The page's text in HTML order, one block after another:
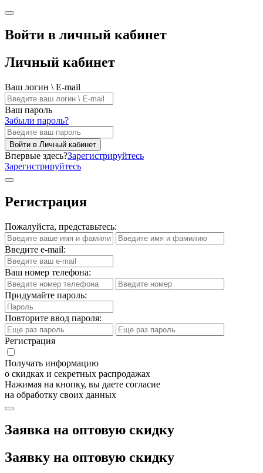
Войти в личный кабинет
Личный кабинет
Ваш логин \ E-mail
Ваш пароль
Забыли пароль?
Войти в Личный кабинет
Впервые здесь?Зарегистрируйтесь
Зарегистрируйтесь
Регистрация
Пожалуйста, представьтесь:
Введите e-mail:
Ваш номер телефона:
Придумайте пароль:
Повторите ввод пароля:
Регистрация
Получать информацию
о скидках и секретных распродажах
Нажимая на кнопку, вы даете согласие
на обработку своих данных
Заявка на оптовую скидку
Заявку на оптовую скидку